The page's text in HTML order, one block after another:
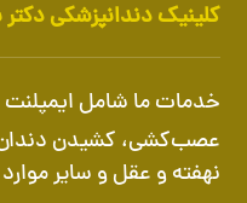
کلینیک دندانپزشکی دکتر
خدمات ما شامل
عصب‌کشی، کشیدن
نهفته و عقل و سایر